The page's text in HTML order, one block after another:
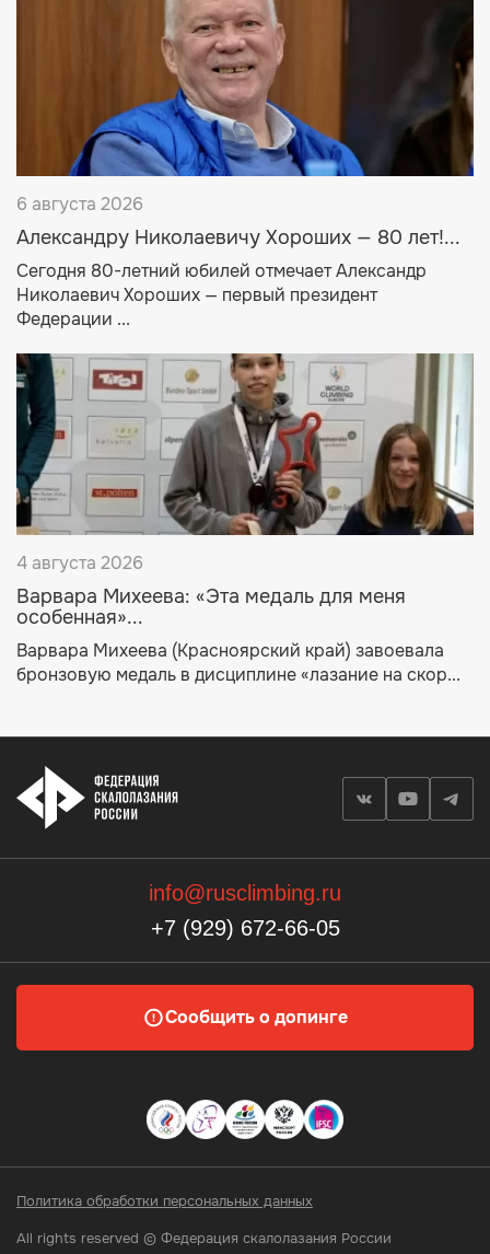
6 августа 2026
Александру Николаевичу Хороших — 80 лет!...
Сегодня 80-летний юбилей отмечает Александр
Николаевич Хороших — первый президент
Федерации ...
4 августа 2026
Варвара Михеева: «Эта медаль для меня
особенная»...
Варвара Михеева (Красноярский край) завоевала
бронзовую медаль в дисциплине «лазание на скор...
info@rusclimbing.ru
+7 (929) 672-66-05
Сообщить о допинге
Политика обработки персональных данных
All rights reserved © Федерация скалолазания России